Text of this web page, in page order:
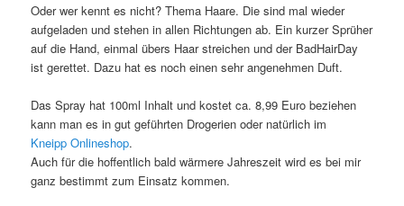
Oder wer kennt es nicht? Thema Haare. Die sind mal wieder
aufgeladen und stehen in allen Richtungen ab. Ein kurzer Sprüher
auf die Hand, einmal übers Haar streichen und der BadHairDay
ist gerettet. Dazu hat es noch einen sehr angenehmen Duft.
Das Spray hat 100ml Inhalt und kostet ca. 8,99 Euro beziehen
kann man es in gut geführten Drogerien oder natürlich im
Kneipp Onlineshop.
Auch für die hoffentlich bald wärmere Jahreszeit wird es bei mir
ganz bestimmt zum Einsatz kommen.